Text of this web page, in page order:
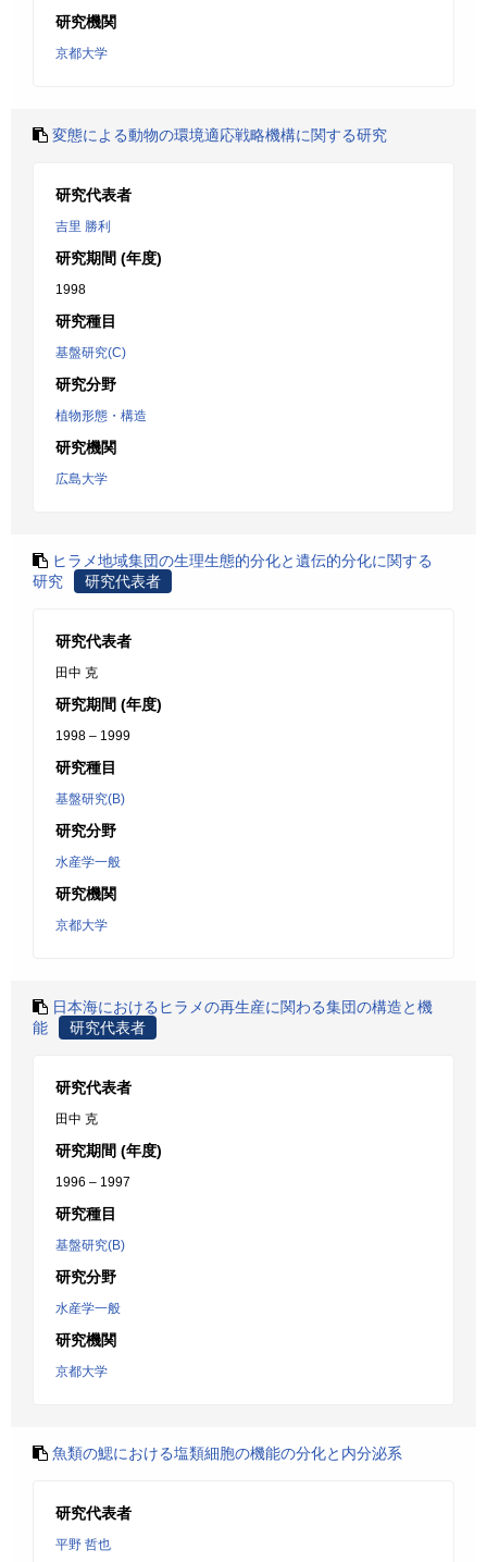
研究機関
京都大学
変態による動物の環境適応戦略機構に関する研究
研究代表者
吉里 勝利
研究期間 (年度)
1998
研究種目
基盤研究(C)
研究分野
植物形態・構造
研究機関
広島大学
ヒラメ地域集団の生理生態的分化と遺伝的分化に関する
研究
研究代表者
研究代表者
田中 克
研究期間 (年度)
1998 – 1999
研究種目
基盤研究(B)
研究分野
水産学一般
研究機関
京都大学
日本海におけるヒラメの再生産に関わる集団の構造と機
能
研究代表者
研究代表者
田中 克
研究期間 (年度)
1996 – 1997
研究種目
基盤研究(B)
研究分野
水産学一般
研究機関
京都大学
魚類の鰓における塩類細胞の機能の分化と内分泌系
研究代表者
平野 哲也